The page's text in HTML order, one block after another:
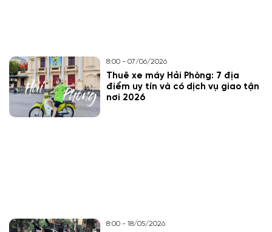
8:00 - 07/06/2026
Thuê xe máy Hải Phòng: 7 địa
điểm uy tín và có dịch vụ giao tận
nơi 2026
8:00 - 18/05/2026